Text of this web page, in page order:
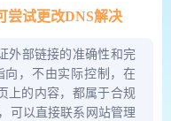
尝试更改DNS解决
外部链接的准确性和完
，不由实际控制，在
上的内容，都属于合规
可以直接联系网站管理